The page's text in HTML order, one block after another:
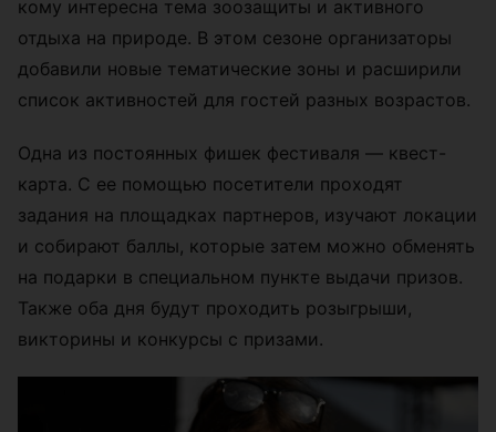
кому интересна тема зоозащиты и активного
отдыха на природе. В этом сезоне организаторы
добавили новые тематические зоны и расширили
список активностей для гостей разных возрастов.
Одна из постоянных фишек фестиваля — квест-
карта. С ее помощью посетители проходят
задания на площадках партнеров, изучают локации
и собирают баллы, которые затем можно обменять
на подарки в специальном пункте выдачи призов.
Также оба дня будут проходить розыгрыши,
викторины и конкурсы с призами.